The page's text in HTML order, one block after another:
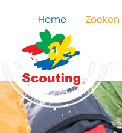
Home Zoeken